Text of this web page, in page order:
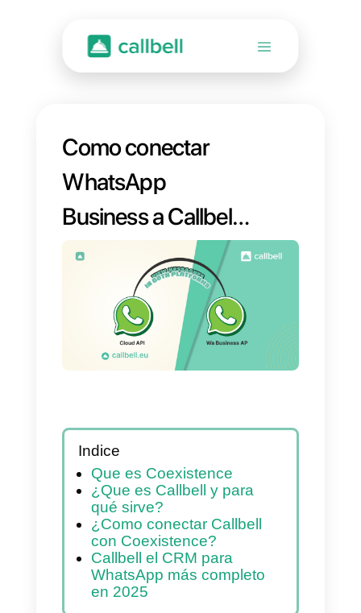
Como conectar
WhatsApp
Business a Callbell
con Coexistence
Indice
Que es Coexistence
¿Que es Callbell y para